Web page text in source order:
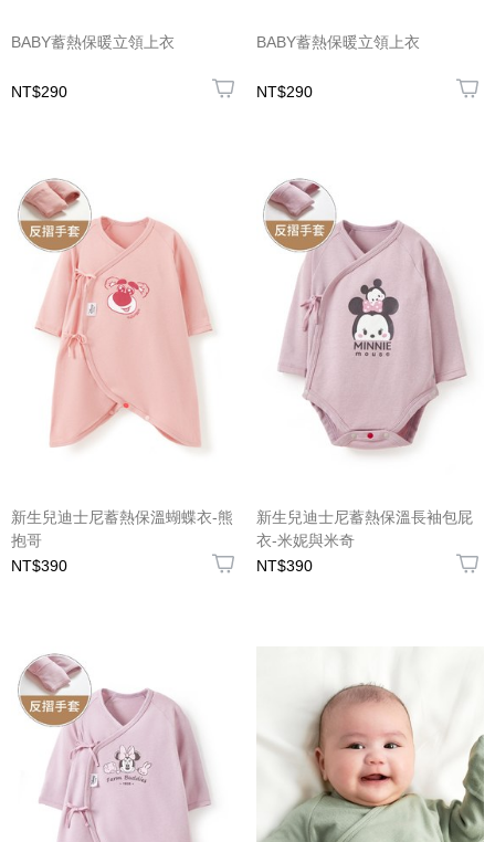
BABY蓄熱保暖立領上衣
NT$290
BABY蓄熱保暖立領上衣
NT$290
新生兒迪士尼蓄熱保溫蝴蝶衣-熊
抱哥
NT$390
新生兒迪士尼蓄熱保溫長袖包屁
衣-米妮與米奇
NT$390